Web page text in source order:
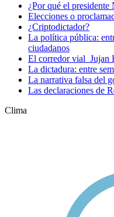
¿Por qué el presidente
Elecciones o
¿Criptodictador?
La política pública:
ciudadanos
El corredor vial Jujan
La dictadura: entre
La narrativa falsa del
Las declaraciones de
Clima